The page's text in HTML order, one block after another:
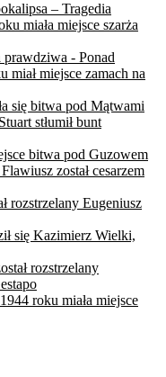
– Tragedia
miała miejsce szarża
- Ponad
miał miejsce zamach na
się bitwa pod Mątwami
stłumił bunt
bitwa pod Guzowem
został cesarzem
rozstrzelany Eugeniusz
się Kazimierz Wielki,
rozstrzelany
roku miała miejsce